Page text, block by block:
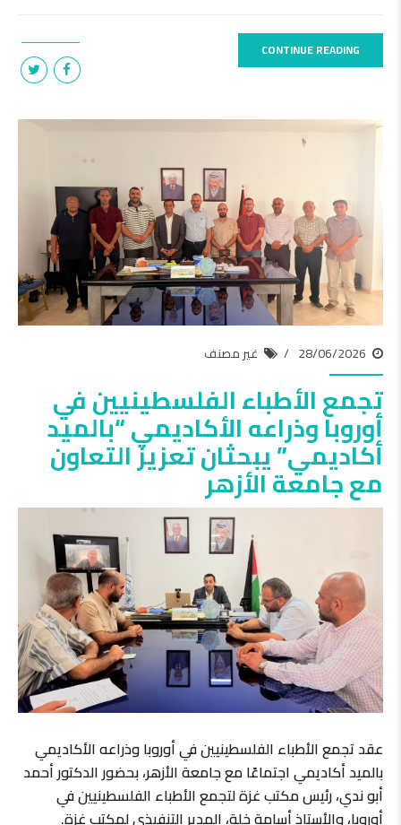
CONTINUE READING
28/06/2026 غير مصنف
تجمع الأطباء الفلسطينيين في
أوروبا وذراعه الأكاديمي “بالميد
أكاديمي” يبحثان تعزيز التعاون
مع جامعة الأزهر
عقد تجمع الأطباء الفلسطينيين في أوروبا وذراعه الأكاديمي
بالميد أكاديمي اجتماعًا مع جامعة الأزهر، بحضور الدكتور أحمد
أبو ندي، رئيس مكتب غزة لتجمع الأطباء الفلسطينيين في
أوروبا، والأستاذ أسامة خلة، المدير التنفيذي لمكتب غزة.